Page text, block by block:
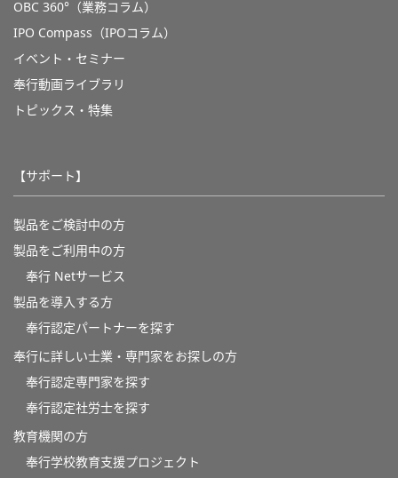
OBC 360°（業務コラム）
IPO Compass（IPOコラム）
イベント・セミナー
奉行動画ライブラリ
トピックス・特集
【サポート】
製品をご検討中の方
製品をご利用中の方
奉行 Netサービス
製品を導入する方
奉行認定パートナーを探す
奉行に詳しい士業・専門家をお探しの方
奉行認定専門家を探す
奉行認定社労士を探す
教育機関の方
奉⾏学校教育⽀援プロジェクト